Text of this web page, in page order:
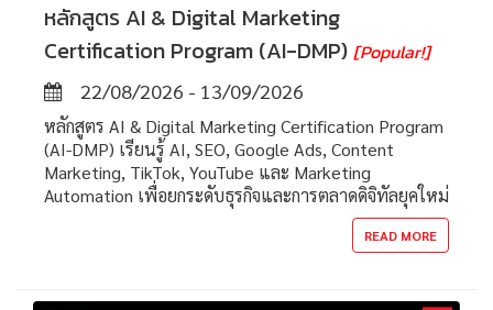
หลักสูตร AI & Digital Marketing
Certification Program (AI-DMP) [Popular!]
22/08/2026 - 13/09/2026
หลักสูตร AI & Digital Marketing Certification Program
(AI-DMP) เรียนรู้ AI, SEO, Google Ads, Content
Marketing, TikTok, YouTube และ Marketing
Automation เพื่อยกระดับธุรกิจและการตลาดดิจิทัลยุคใหม่
READ MORE